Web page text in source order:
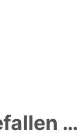
…